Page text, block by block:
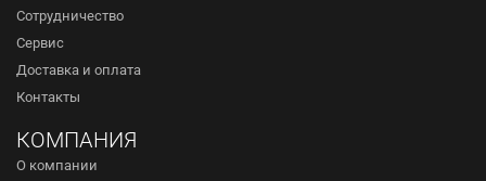
Сотрудничество
Сервис
Доставка и оплата
Контакты
КОМПАНИЯ
О компании